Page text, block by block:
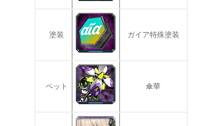
塗装 ガイア特殊塗装
ペット 傘華